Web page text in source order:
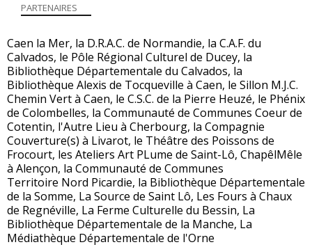
PARTENAIRES
Caen la Mer, la D.R.A.C. de Normandie, la C.A.F. du
Calvados, le Pôle Régional Culturel de Ducey, la
Bibliothèque Départementale du Calvados, la
Bibliothèque Alexis de Tocqueville à Caen, le Sillon M.J.C.
Chemin Vert à Caen, le C.S.C. de la Pierre Heuzé, le Phénix
de Colombelles, la Communauté de Communes Coeur de
Cotentin, l'Autre Lieu à Cherbourg, la Compagnie
Couverture(s) à Livarot, le Théâtre des Poissons de
Frocourt, les Ateliers Art PLume de Saint-Lô, ChapêlMêle
à Alençon, la Communauté de Communes
Territoire Nord Picardie, la Bibliothèque Départementale
de la Somme, La Source de Saint Lô, Les Fours à Chaux
de Regnéville, La Ferme Culturelle du Bessin, La
Bibliothèque Départementale de la Manche, La
Médiathèque Départementale de l'Orne